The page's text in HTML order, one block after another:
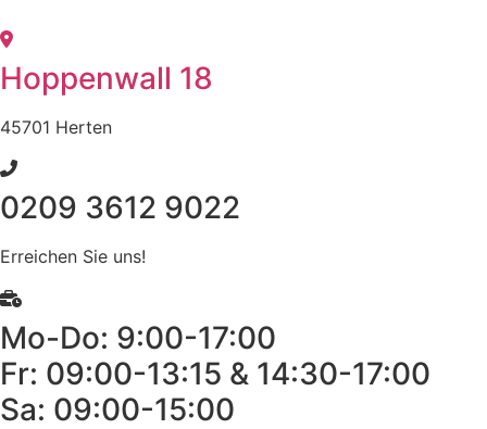
Inhalt
wechseln
Hoppenwall 18
45701 Herten
0209 3612 9022
Erreichen Sie uns!
Mo-Do: 9:00-17:00
Fr: 09:00-13:15 & 14:30-17:00
Sa: 09:00-15:00